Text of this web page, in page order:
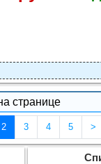
2(Текущая страница 2)
3 4 5 >